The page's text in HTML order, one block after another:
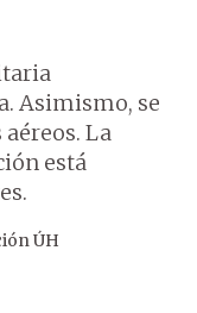
Asimismo, se
La
está
ÚH